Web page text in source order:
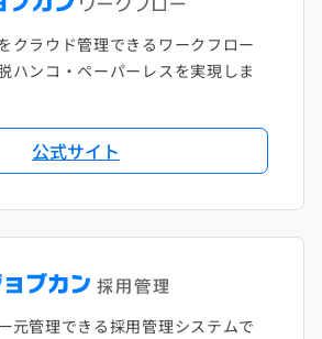
クラウド管理できるワークフロー
ハンコ・ペーパーレスを実現しま
公式サイト
元管理できる採用管理システムで